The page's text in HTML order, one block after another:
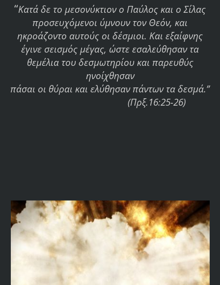
“Κατά δε το μεσονύκτιον ο Παύλος και ο Σίλας
προσευχόμενοι ύμνουν τον Θεόν, και
ηκροάζοντο αυτούς οι δέσμιοι. Και εξαίφνης
έγινε σεισμός μέγας, ώστε εσαλεύθησαν τα
θεμέλια του δεσμωτηρίου και παρευθύς
ηνοίχθησαν
πάσαι οι θύραι και ελύθησαν πάντων τα δεσμά.”
(Πρξ.16:25-26)